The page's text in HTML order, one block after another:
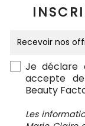
Je déclare
accepte
Beauty
Les